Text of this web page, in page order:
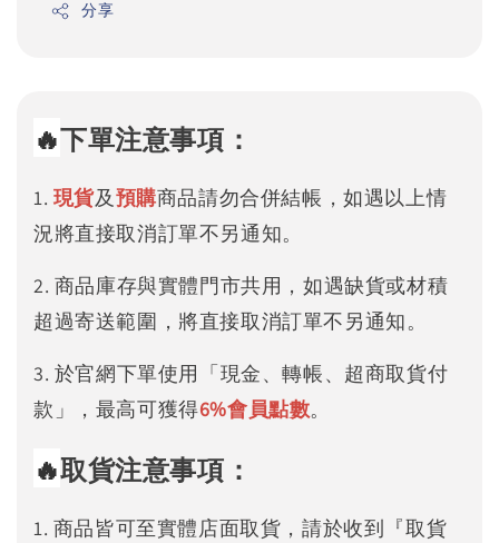
分享
🔥下單注意事項：
1. 現貨及預購商品請勿合併結帳，如遇以上情
況將直接取消訂單不另通知。
2. 商品庫存與實體門市共用，如遇缺貨或材積
超過寄送範圍，將直接取消訂單不另通知。
3. 於官網下單使用「現金、轉帳、超商取貨付
款」，最高可獲得6%會員點數。
🔥取貨注意事項：
1. 商品皆可至實體店面取貨，請於收到『取貨